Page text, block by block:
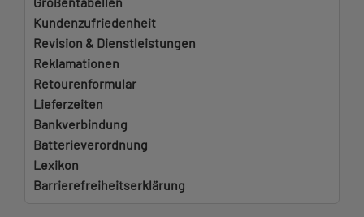
Kundenzufriedenheit
Revision & Dienstleistungen
Reklamationen
Retourenformular
Lieferzeiten
Bankverbindung
Batterieverordnung
Lexikon
Barrierefreiheitserklärung